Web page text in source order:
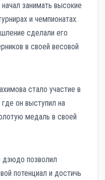
занимать высокие
и чемпионатах.
сделали его
в своей весовой
стало участие в
он выступил на
медаль в своей
дзюдо позволил
потенциал и достичь